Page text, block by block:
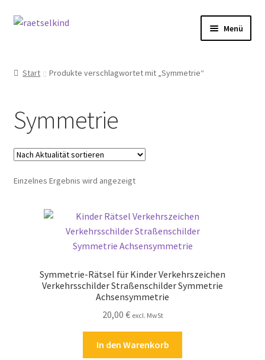
Zur
Zum
Menü
Cookie-Richtlinie (EU)
Datenschutzbelehrung
Echtheit von Bewertungen
Start Produkte verschlagwortet mit „Symmetrie“
Symmetrie
Einzelnes Ergebnis wird angezeigt
Symmetrie-Rätsel für Kinder Verkehrszeichen
Verkehrsschilder Straßenschilder Symmetrie
Achsensymmetrie
20,00 € excl. MwSt
In den Warenkorb